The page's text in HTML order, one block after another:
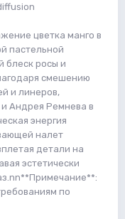
цветка манго в
пастельной
блеск росы и
смешению
и линеров,
Андрея Ремнева в
энергия
налет
детали на
эстетически
по